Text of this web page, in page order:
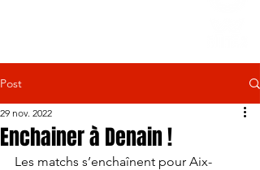
Post
Enchainer à Denain !
29 nov. 2022
Les matchs s’enchaînent pour Aix-